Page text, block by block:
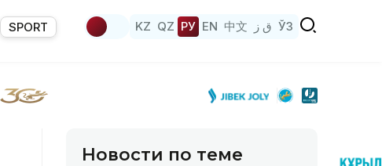
SPORT KZ QZ РУ EN 中文 ق ز ЎЗ
Новости по теме